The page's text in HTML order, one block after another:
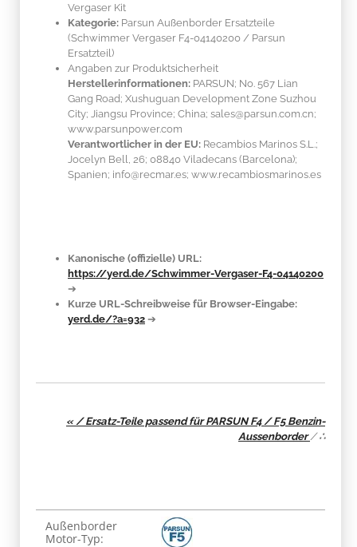
Vergaser Kit
Kategorie: Parsun Außenborder Ersatzteile
(Schwimmer Vergaser F4-04140200 / Parsun
Ersatzteil)
Angaben zur Produktsicherheit
Herstellerinformationen: PARSUN; No. 567 Lian
Gang Road; Xushuguan Development Zone Suzhou
City; Jiangsu Province; China; sales@parsun.com.cn;
www.parsunpower.com
Verantwortlicher in der EU: Recambios Marinos S.L.;
Jocelyn Bell, 26; 08840 Viladecans (Barcelona);
Spanien; info@recmar.es; www.recambiosmarinos.es
Kanonische (offizielle) URL:
https://yerd.de/Schwimmer-Vergaser-F4-04140200
➔
Kurze URL-Schreibweise für Browser-Eingabe:
yerd.de/?a=932 ➔
« / Ersatz-Teile passend für PARSUN F4 / F5 Benzin-
Aussenborder/∴
Produkteigenschaft
Wert
Außenborder
Motor-Typ: